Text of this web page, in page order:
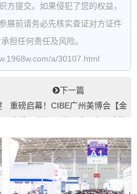
方提交。如果侵犯了您的权益，
展前请务必先核实查证对方证件
担任何责任及风险。
a/30107.html
下一篇
重磅启幕！CIBE广州美博会【金
加冕美妆...